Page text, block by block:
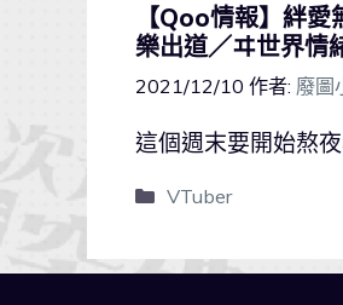
【Qoo情報】絆
樂出道／ヰ世界情
2021/12/10 作者: 廢圖
這個週末要開始熬
VTuber